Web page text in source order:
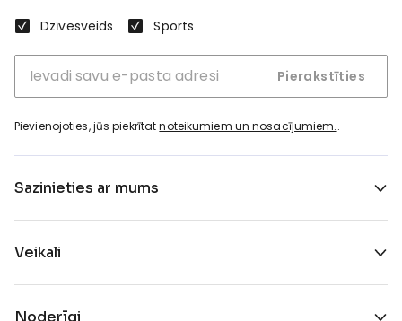
Dzīvesveids
Sports
Pierakstīties
Pievienojoties, jūs piekrītatnoteikumiem un nosacījumiem..
Sazinieties ar mums
Veikali
Noderīgi